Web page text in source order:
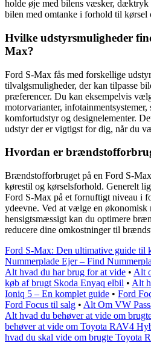
holde øje med bilens væsker, dæktryk
bilen med omtanke i forhold til kørsel
Hvilke udstyrsmuligheder
Max?
Ford S-Max fås med forskellige
tilvalgsmuligheder, der kan tilpasse
præferencer. Du kan eksempelvis
motorvarianter,
komfortudstyr og designelementer.
udstyr der er vigtigst for dig, når du
Hvordan er
Brændstofforbruget på en Ford S-
kørestil og kørselsforhold. Generelt
Ford S-Max på et fornuftigt niveau i
ydeevne. Ved at vælge en økonomisk
hensigtsmæssigt kan du optimere
reducere dine omkostninger til
Ford S-Max: Den ultimative guide til
Nummerplade Ejer – Find
Alt hvad du har brug for at vide • Alt
køb af brugt Skoda Enyaq elbil • Alt
Ioniq 5 – En komplet guide • Ford
Ford Focus til salg • Alt Om VW
Alt hvad du behøver at vide om
behøver at vide om Toyota RAV4
hvad du skal vide om brugte Toyota